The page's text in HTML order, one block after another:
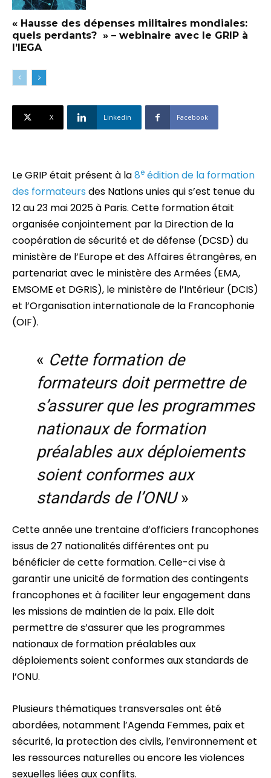
X Linkedin Facebook
Le GRIP était présent à la8e édition de la formation
des formateurs des Nations unies qui s’est tenue du
12 au 23 mai 2025 à Paris. Cette formation était
organisée conjointement par la Direction de la
coopération de sécurité et de défense (DCSD) du
ministère de l’Europe et des Affaires étrangères, en
partenariat avec le ministère des Armées (EMA,
EMSOME et DGRIS), le ministère de l’Intérieur (DCIS)
et l’Organisation internationale de la Francophonie
(OIF).
« Cette formation de
formateurs doit permettre de
s’assurer que les programmes
nationaux de formation
préalables aux déploiements
soient conformes aux
standards de l’ONU»
Cette année une trentaine d’officiers francophones
issus de 27 nationalités différentes ont pu
bénéficier de cette formation. Celle-ci vise à
garantir une unicité de formation des contingents
francophones et à faciliter leur engagement dans
les missions de maintien de la paix. Elle doit
permettre de s’assurer que les programmes
nationaux de formation préalables aux
déploiements soient conformes aux standards de
l’ONU.
Plusieurs thématiques transversales ont été
abordées, notamment l’Agenda Femmes, paix et
sécurité, la protection des civils, l’environnement et
les ressources naturelles ou encore les violences
sexuelles liées aux conflits.
« Hausse des dépenses militaires mondiales:
quels perdants? » – webinaire avec le GRIP à
l’IEGA